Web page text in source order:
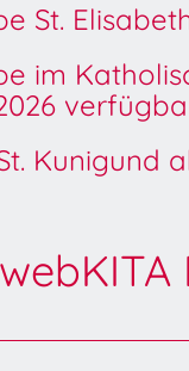
St.
im
Kunigund